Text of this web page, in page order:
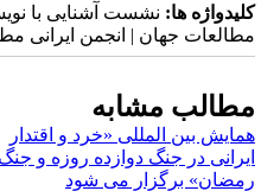
ها:نشست آشنایی با
جهان | انجمن ایرانی
مشابه
بین المللی «خرد و اقتدار
در جنگ دوازده روزه و جنگ
برگزار می شود